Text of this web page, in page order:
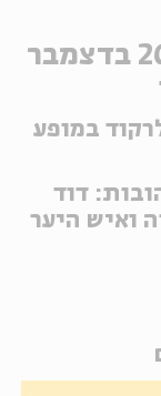
שלישי - חמישי | 24 - 26 בדצמבר
במופע
דוד
ואיש היער